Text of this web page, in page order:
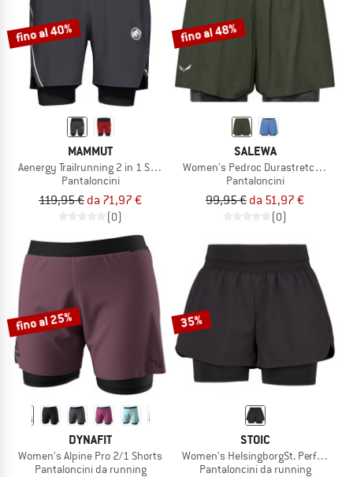
fino al 40%
MAMMUT
Aenergy Trailrunning 2 in 1 Shorts
Pantaloncini
119,95 € da 71,97 €
(0)
fino al 48%
SALEWA
Women's Pedroc Durastretch 2in1
Pantaloncini
99,95 € da 51,97 €
(0)
fino al 25%
DYNAFIT
Women's Alpine Pro 2/1 Shorts
Pantaloncini da running
35%
STOIC
Women's HelsingborgSt.
Pantaloncini da running